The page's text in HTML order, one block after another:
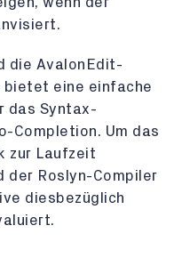
die AvalonEdit-
bietet eine einfache
das Syntax-
Completion. Um das
zur Laufzeit
der Roslyn-Compiler
diesbezüglich